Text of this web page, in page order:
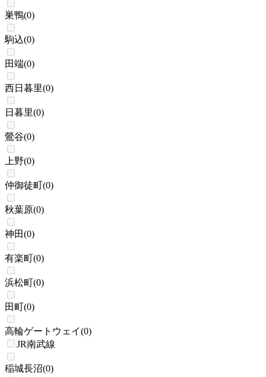
巣鴨(0)
駒込(0)
田端(0)
西日暮里(0)
日暮里(0)
鶯谷(0)
上野(0)
仲御徒町(0)
秋葉原(0)
神田(0)
有楽町(0)
浜松町(0)
田町(0)
高輪ゲートウェイ(0)
JR南武線
稲城長沼(0)